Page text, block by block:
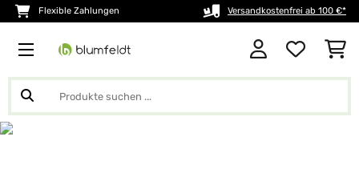
Flexible Zahlungen Versandkostenfrei ab 100 €*